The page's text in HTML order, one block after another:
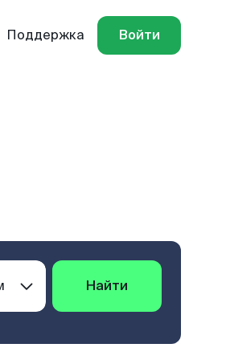
Поддержка Войти
Найти